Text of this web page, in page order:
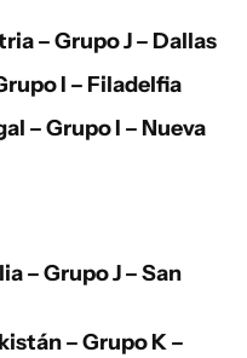
– Grupo J – Dallas
I – Filadelfia
– Grupo I – Nueva
– Grupo J – San
– Grupo K –